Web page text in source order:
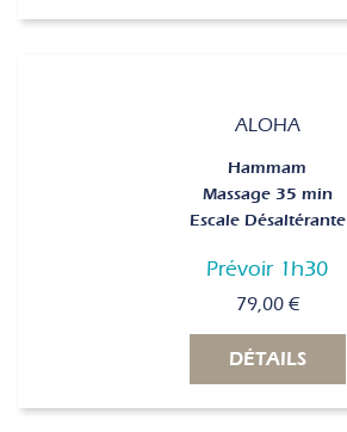
ALOHA
Hammam
Massage 35 min
Escale Désaltérante
Prévoir 1h30
79,00 €
DÉTAILS